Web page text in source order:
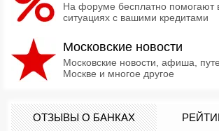
На форуме бесплатно помогают
ситуациях с вашими кредитами
Московские новости
Московские новости, афиша,
Москве и многое другое
ОТЗЫВЫ О БАНКАХ